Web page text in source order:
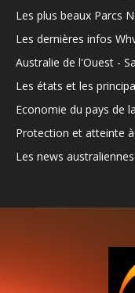
Les plus beaux Parcs
Les dernières infos
Australie de l'Ouest -
Les états et les
Economie du pays de
Protection et atteinte
Les news